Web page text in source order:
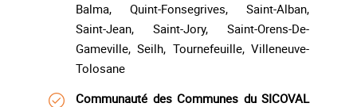
Balma, Quint-Fonsegrives, Saint-Alban,
Saint-Jean, Saint-Jory, Saint-Orens-De-
Gameville, Seilh, Tournefeuille, Villeneuve-
Tolosane
Communauté des Communes du SICOVAL